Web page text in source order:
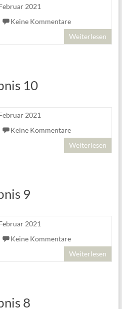
2021
Keine Kommentare
Weiterlesen
10
2021
Keine Kommentare
Weiterlesen
9
2021
Keine Kommentare
Weiterlesen
8